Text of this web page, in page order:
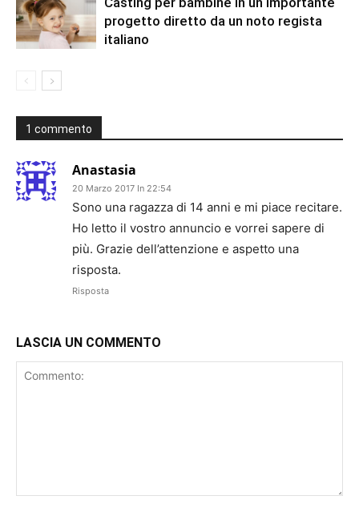
progetto diretto da un noto regista
italiano
1 commento
Anastasia
20 Marzo 2017 In 22:54
Sono una ragazza di 14 anni e mi piace recitare.
Ho letto il vostro annuncio e vorrei sapere di
più. Grazie dell’attenzione e aspetto una
risposta.
Risposta
LASCIA UN COMMENTO